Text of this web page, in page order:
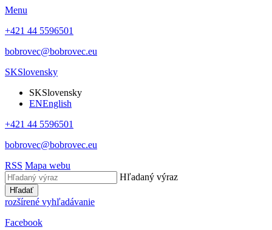
Menu
+421 44 5596501
bobrovec@bobrovec.eu
SKSlovensky
SKSlovensky
ENEnglish
+421 44 5596501
bobrovec@bobrovec.eu
RSS Mapa webu
Hľadaný výraz
Hľadať
rozšírené vyhľadávanie
Facebook